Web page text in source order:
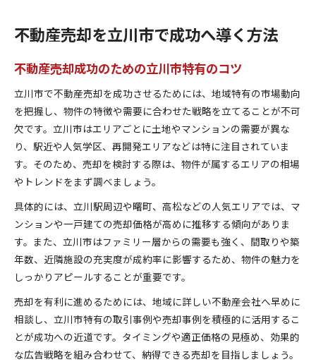
立川市の不動産査定が売却成功率を上げる理由
査定から見える立川市の不動産価値と傾向
立川市で査定依頼をする際に意識する点
不動産売却の流れや手続きポイント解説
立川市の不動産売却に必要な手続きの流れ
不動産売却時に押さえたい書類や準備事項
スムーズな不動産売却を実現するための計画
立川市で多い不動産売却トラブル回避策
売却手続きで役立つ専門家のサポート活用
立川市不動産査定で納得価格を得るコツ
不動産売却で納得価格を得るための査定比較
立川市における不動産の適正価格算出方法
査定の交渉術で不動産売却を有利に進める
物件の魅力を高める査定前のポイント
不動産売却価格アップを狙うリフォーム戦略
不動産売却を立川市で成功へ導く方法
不動産売却成功のための立川市特有のコツ
立川市で不動産売却を成功させるためには、地域特有の市場動向
を把握し、物件の特徴や需要に合わせた戦略を立てることが不可
欠です。立川市はエリアごとに土地やマンションの需要が異な
り、駅近や人気学区、再開発エリアなどは特に注目されていま
す。そのため、売却を検討する際は、物件が属するエリアの相場
やトレンドをまず調べましょう。
具体的には、立川駅周辺や曙町、高松などの人気エリアでは、マ
ンションや一戸建ての売却価格が高めに推移する傾向がありま
す。また、立川市はファミリー層からの需要も強く、間取りや築
年数、近隣施設の充実度が成約率に影響するため、物件の魅力を
しっかりアピールすることが重要です。
売却を有利に進めるためには、地域に詳しい不動産会社へ早めに
相談し、立川市特有の取引事例や売却事例を積極的に活用するこ
とが成功への近道です。タイミングや適正価格の見極め、効果的
な広告戦略を組み合わせて、納得できる売却を目指しましょう。